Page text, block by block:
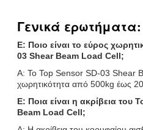
Γενικά ερωτήματα:
Ε: Ποιο είναι το εύρος
03 Shear Beam Load Cell;
Α: Το Top Sensor SD-03 Shear
χωρητικότητα από 500kg έως
Ε: Ποια είναι η ακρίβεια του
Beam Load Cell;